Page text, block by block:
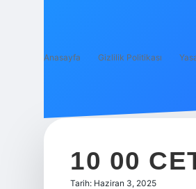
Anasayfa Gizlilik Politikası
10 00
Tarih: Haziran 3, 2025